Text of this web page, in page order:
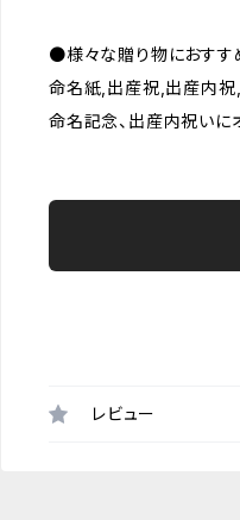
●様々な贈り物におすす
命名紙,出産祝,出産内
命名記念、出産内祝いに
レビュー